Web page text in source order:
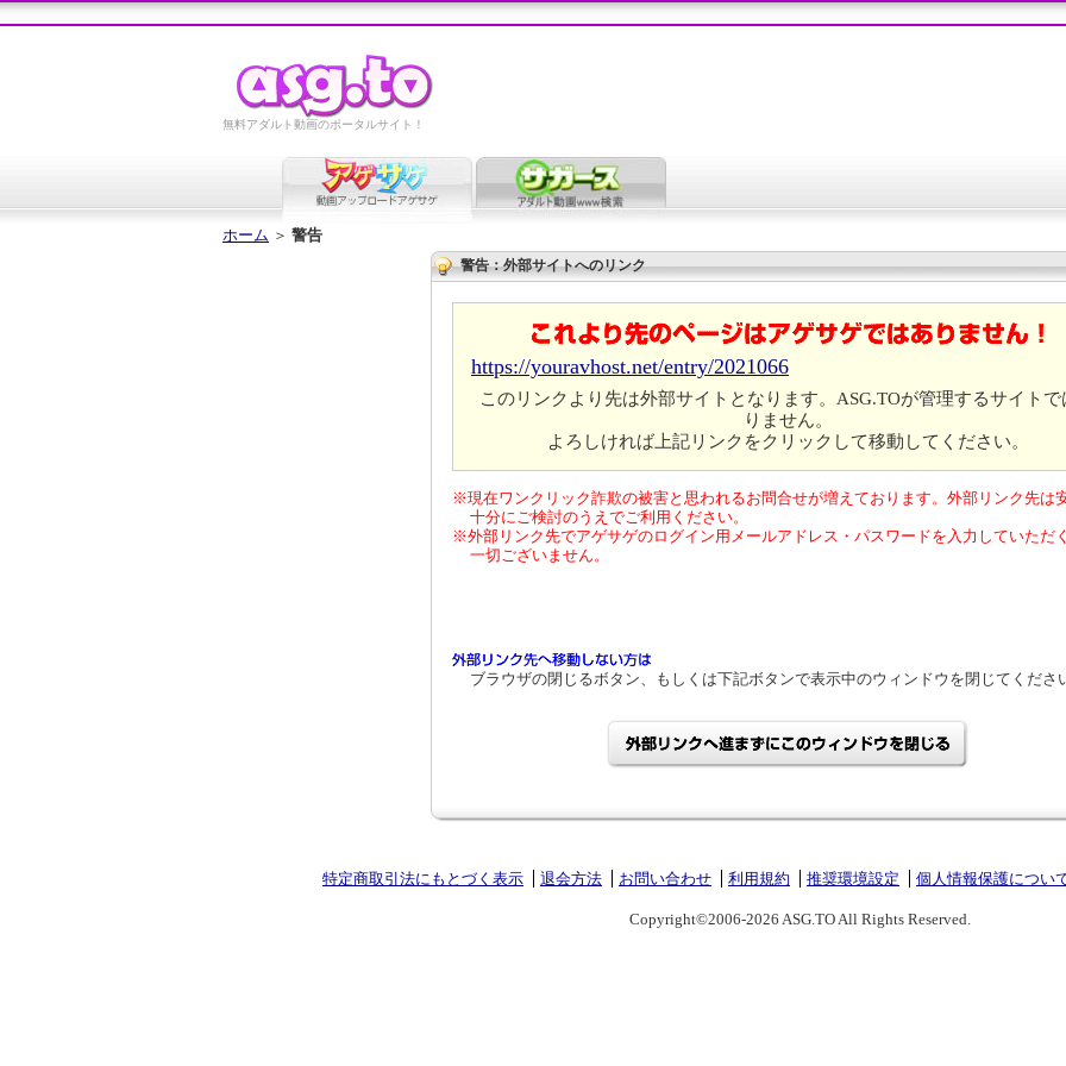
無料アダルト動画のポータルサイト！
ホーム ＞ 警告
警告：外部サイトへのリンク
https://youravhost.net/entry/2021066
このリンクより先は外部サイトとなります。ASG.TOが管理するサイトで
りません。
よろしければ上記リンクをクリックして移動してください。
※現在ワンクリック詐欺の被害と思われるお問合せが増えております。外部リンク先は
十分にご検討のうえでご利用ください。
※外部リンク先でアゲサゲのログイン用メールアドレス・パスワードを入力していただ
一切ございません。
ブラウザの閉じるボタン、もしくは下記ボタンで表示中のウィンドウを閉じてくださ
特定商取引法にもとづく表示 退会方法 お問い合わせ 利用規約 推奨環境設定 個人情報保護につい
Copyright©2006-2026 ASG.TO All Rights Reserved.